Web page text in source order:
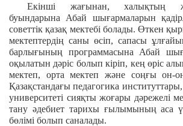
Екінші жағынан, халықтың
буындарына Абай шығармаларын
советтік қазақ мектебі болады. Өткен
мектептердің саны өсіп, сапасы
барлығының программасына Абай
оқылатын дәріс болып кіріп, кең өріс
мектеп, орта мектеп және соңғы он-
Қазақстандағы педагогика
университеті сияқты жоғары дәрежелі
тану әдебиет тарихы ғылымының аса
бөлімі болып саналады.